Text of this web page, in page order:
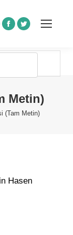
Facebook
Twitter
Metin)
(Tam Metin)
Hasen